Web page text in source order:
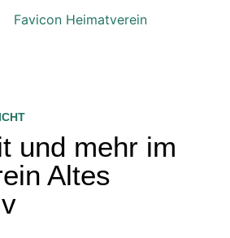
und mehr im
Altes